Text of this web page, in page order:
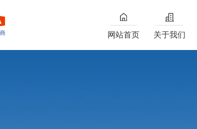
网站首页 关于我们